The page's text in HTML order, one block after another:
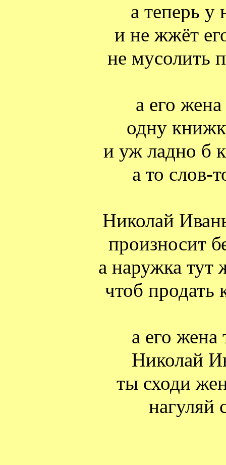
а теперь у
и не жжёт
не мусолить
а его
одну
и уж ладно б
а то слов-
Николай
произносит
а наружка тут
чтоб продать
а его жена
Николай
ты сходи
нагуляй